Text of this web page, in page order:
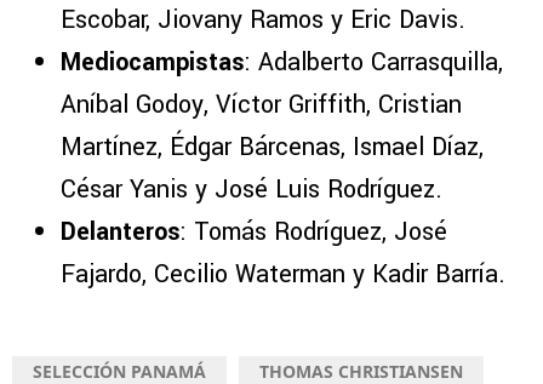
Escobar, Jiovany Ramos y Eric Davis.
Mediocampistas: Adalberto Carrasquilla,
Aníbal Godoy, Víctor Griffith, Cristian
Martínez, Édgar Bárcenas, Ismael Díaz,
César Yanis y José Luis Rodríguez.
Delanteros: Tomás Rodríguez, José
Fajardo, Cecilio Waterman y Kadir Barría.
SELECCIÓN PANAMÁ THOMAS CHRISTIANSEN